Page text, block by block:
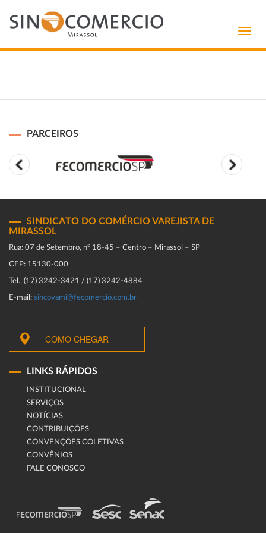
PARCEIROS
SINDICATO DO COMÉRCIO VAREJISTA DE
MIRASSOL
Rua: 07 de Setembro, n° 18-45 – Centro – Mirassol – SP
CEP: 15130-000
Tel.: (17) 3242-3421 / (17) 3242-4884
E-mail: sincovami@fecomercio.com.br
COMO CHEGAR
LINKS RÁPIDOS
INSTITUCIONAL
SERVIÇOS
NOTÍCIAS
CONTRIBUIÇÕES
CONVENÇÕES COLETIVAS
CONVÊNIOS
FALE CONOSCO